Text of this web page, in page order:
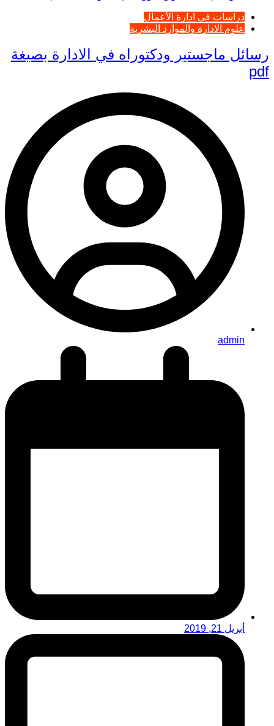
دراسات في ادارة الأعمال
علوم الادارة والموارد البشرية
رسائل ماجستير ودكتوراه في الادارة بصيغة
pdf
admin
أبريل 21, 2019